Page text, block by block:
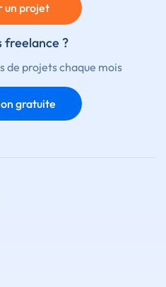
un projet
freelance ?
de projets chaque mois
gratuite